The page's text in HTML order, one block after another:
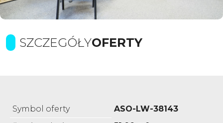
SZCZEGÓŁYOFERTY
Symbol oferty
ASO-LW-38143